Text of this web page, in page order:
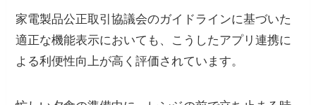
家電製品公正取引協議会のガイドラインに基づいた
適正な機能表示においても、こうしたアプリ連携に
よる利便性向上が高く評価されています。